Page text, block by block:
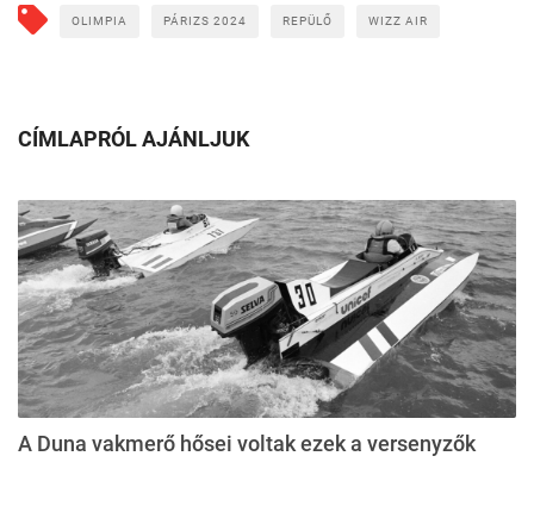
OLIMPIA PÁRIZS 2024 REPÜLŐ WIZZ AIR
CÍMLAPRÓL AJÁNLJUK
A Duna vakmerő hősei voltak ezek a versenyzők